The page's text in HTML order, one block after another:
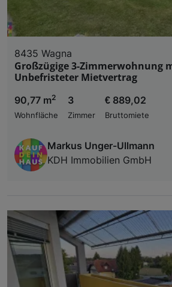
8435 Wagna
Großzügige 3-Zimmerwohnung
Unbefristeter Mietvertrag
90,77 m2
Wohnfläche
3
Zimmer
€ 889,02
Bruttomiete
Markus Unger-Ullmann
KDH Immobilien GmbH